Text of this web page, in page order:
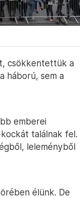
csökkentettük a
háború, sem a
emberei
találnak fel.
leleményből
élünk. De